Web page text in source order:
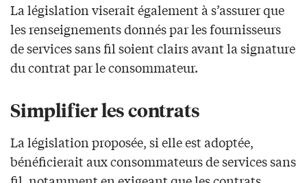
La législation viserait également à s’assurer que
les renseignements donnés par les fournisseurs
de services sans fil soient clairs avant la signature
du contrat par le consommateur.
Simplifier les contrats
La législation proposée, si elle est adoptée,
bénéficierait aux consommateurs de services sans